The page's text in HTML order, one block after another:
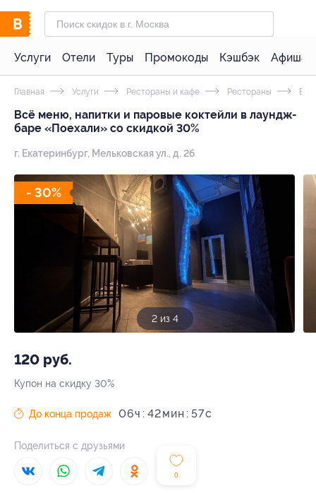
Услуги Отели Туры Промокоды Кэшбэк Афиша
Главная Услуги Рестораны и кафе Рестораны
Всё меню, напитки и паровые коктейли в лаундж-
баре «Поехали» со скидкой 30%
г. Екатеринбург, Мельковская ул., д. 2б
- 30%
2 из 4
120 руб.
Купон на скидку 30%
0
До конца продаж 06ч 42 57c
Поделиться с друзьями